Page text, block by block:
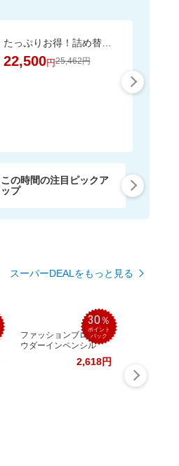
たっぷりお得！詰め替え用ペレッティー10L 超大容量BOX ペット消臭スプレーおまけ付き
22,500円25,462円
この時間の注目ピックア
ップ
スーパーDEALをもっと見る
30％
ポイント
バック
ファッションブロウ パ
ウダーインペンシル
2,618円